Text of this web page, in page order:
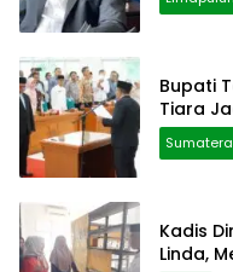
Bupati
Tiara
Kadis
Linda,